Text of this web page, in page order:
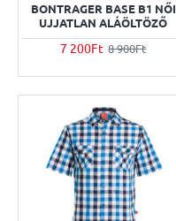
BONTRAGER BASE B1 NŐI
UJJATLAN ALÁÖLTÖZŐ
7 200Ft 8 900Ft